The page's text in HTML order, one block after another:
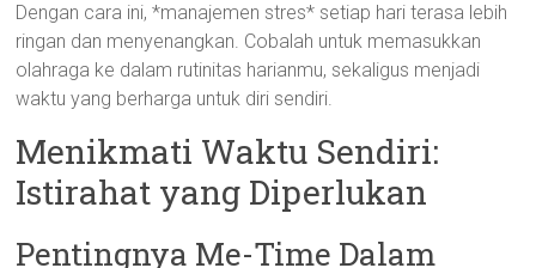
Dengan cara ini, *manajemen stres* setiap hari terasa lebih
ringan dan menyenangkan. Cobalah untuk memasukkan
olahraga ke dalam rutinitas harianmu, sekaligus menjadi
waktu yang berharga untuk diri sendiri.
Menikmati Waktu Sendiri:
Istirahat yang Diperlukan
Pentingnya Me-Time Dalam